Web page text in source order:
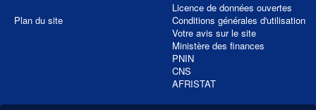
Plan du site
Licence de données ouvertes
Conditions générales d'utilisation
Votre avis sur le site
Ministère des finances
PNIN
CNS
AFRISTAT